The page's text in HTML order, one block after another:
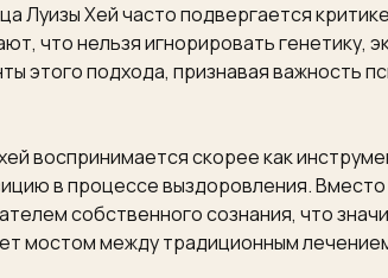
Луизы Хей часто подвергается
что нельзя игнорировать генетику,
этого подхода, признавая важность
воспринимается скорее как
в процессе выздоровления.
собственного сознания, что
мостом между традиционным